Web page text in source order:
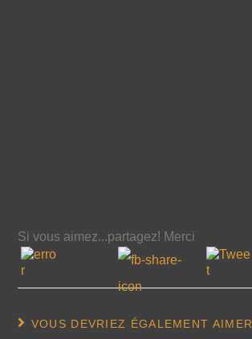
Si vous aimez...partagez! Merci
VOUS DEVRIEZ ÉGALEMENT AIMER